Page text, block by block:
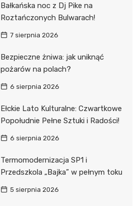
Bałkańska noc z Dj Pike na
Roztańczonych Bulwarach!
7 sierpnia 2026
Bezpieczne żniwa: jak uniknąć
pożarów na polach?
6 sierpnia 2026
Ełckie Lato Kulturalne: Czwartkowe
Popołudnie Pełne Sztuki i Radości!
6 sierpnia 2026
Termomodernizacja SP1 i
Przedszkola „Bajka” w pełnym toku
5 sierpnia 2026